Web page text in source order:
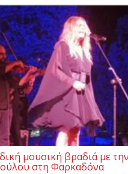
μουσική βραδιά με
στη Φαρκαδόνα